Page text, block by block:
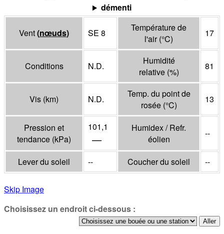
démenti
Vent(nœuds) SE 8
Température de
l'air(°C)
17
Conditions N.D.
Humidité
relative (%)
81
Vis (km) N.D.
Temp. du point de
rosée (°C)
13
Pression et
tendance (kPa)
101,1
—
Humidex / Refr.
éolien
--
Lever du soleil -- Coucher du soleil --
Skip Image
Choisissez un endroit ci-dessous :